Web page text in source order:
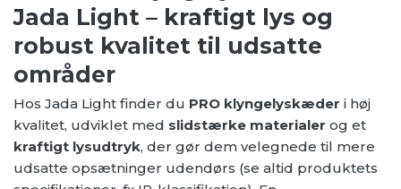
Jada Light – kraftigt lys og
robust kvalitet til udsatte
områder
Hos Jada Light finder du PRO klyngelyskæder i høj
kvalitet, udviklet med slidstærke materialer og et
kraftigt lysudtryk, der gør dem velegnede til mere
udsatte opsætninger udendørs (se altid produktets